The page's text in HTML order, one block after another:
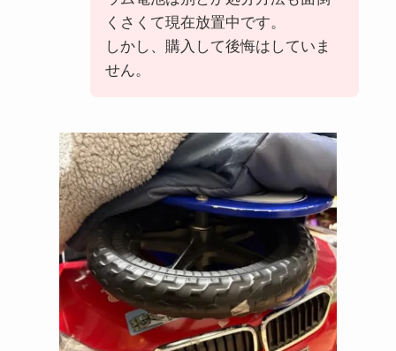
くさくて現在放置中です。
しかし、購入して後悔はしていま
せん。